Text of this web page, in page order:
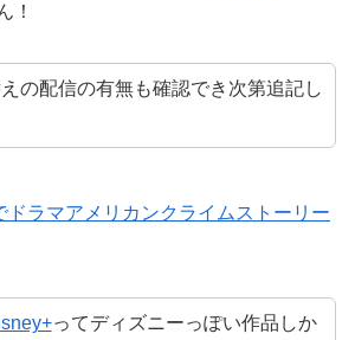
！
の配信の有無も確認でき次第追記し
ドラマアメリカンクライムストーリー
ってディズニーっぽい作品しか